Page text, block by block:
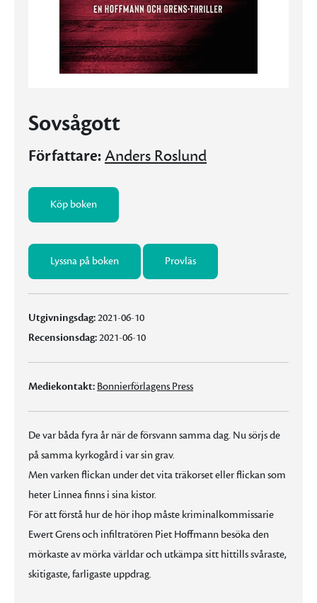
Sovsågott
Författare:Anders Roslund
Köp boken
Lyssna på boken Provläs
Utgivningsdag:2021-06-10
Recensionsdag:2021-06-10
Mediekontakt: Bonnierförlagens Press
De var båda fyra år när de försvann samma dag. Nu sörjs de
på samma kyrkogård i var sin grav.
Men varken flickan under det vita träkorset eller flickan som
heter Linnea finns i sina kistor.
För att förstå hur de hör ihop måste kriminalkommissarie
Ewert Grens och infiltratören Piet Hoffmann besöka den
mörkaste av mörka världar och utkämpa sitt hittills svåraste,
skitigaste, farligaste uppdrag.